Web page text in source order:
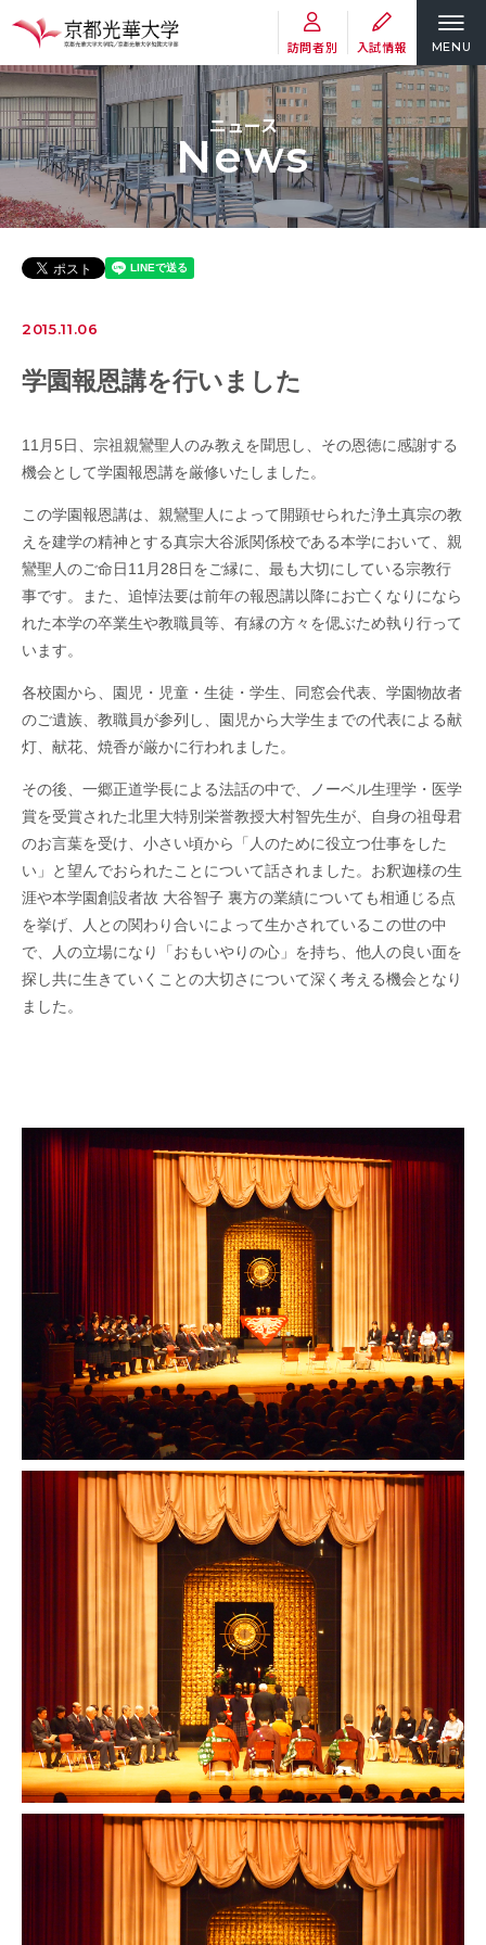
訪問者別 入試情報 MENU
ニュース
News
2015.11.06
学園報恩講を行いました
11月5日、宗祖親鸞聖人のみ教えを聞思し、その恩徳に感謝する
機会として学園報恩講を厳修いたしました。
この学園報恩講は、親鸞聖人によって開顕せられた浄土真宗の教
えを建学の精神とする真宗大谷派関係校である本学において、親
鸞聖人のご命日11月28日をご縁に、最も大切にしている宗教行
事です。また、追悼法要は前年の報恩講以降にお亡くなりになら
れた本学の卒業生や教職員等、有縁の方々を偲ぶため執り行って
います。
各校園から、園児・児童・生徒・学生、同窓会代表、学園物故者
のご遺族、教職員が参列し、園児から大学生までの代表による献
灯、献花、焼香が厳かに行われました。
その後、一郷正道学長による法話の中で、ノーベル生理学・医学
賞を受賞された北里大特別栄誉教授大村智先生が、自身の祖母君
のお言葉を受け、小さい頃から「人のために役立つ仕事をした
い」と望んでおられたことについて話されました。お釈迦様の生
涯や本学園創設者故 大谷智子 裏方の業績についても相通じる点
を挙げ、人との関わり合いによって生かされているこの世の中
で、人の立場になり「おもいやりの心」を持ち、他人の良い面を
探し共に生きていくことの大切さについて深く考える機会となり
ました。